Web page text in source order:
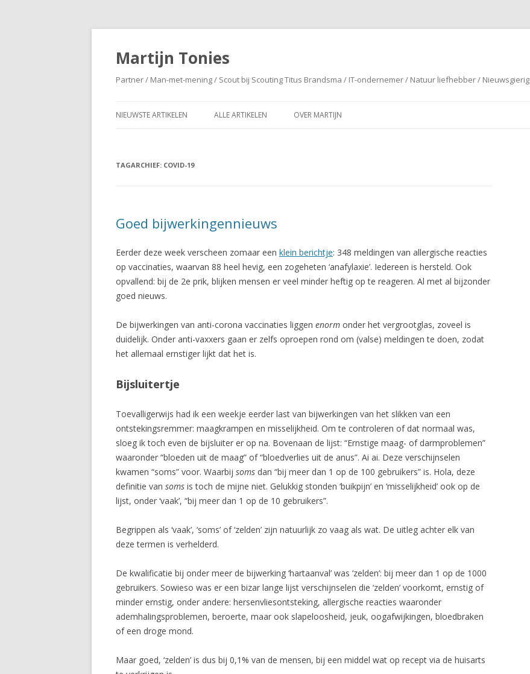
Martijn Tonies
Partner / Man-met-mening / Scout bij Scouting Titus Brandsma / IT-ondernemer / Natuur liefhebber / Nieuwsgierig
NIEUWSTE ARTIKELEN ALLE ARTIKELEN OVER MARTIJN
TAGARCHIEF: COVID-19
Goed bijwerkingennieuws
Eerder deze week verscheen zomaar een klein berichtje: 348 meldingen van allergische reacties
op vaccinaties, waarvan 88 heel hevig, een zogeheten ‘anafylaxie’. Iedereen is hersteld. Ook
opvallend: bij de 2e prik, blijken mensen er veel minder heftig op te reageren. Al met al bijzonder
goed nieuws.
De bijwerkingen van anti-corona vaccinaties liggen enorm onder het vergrootglas, zoveel is
duidelijk. Onder anti-vaxxers gaan er zelfs oproepen rond om (valse) meldingen te doen, zodat
het allemaal ernstiger lijkt dat het is.
Bijsluitertje
Toevalligerwijs had ik een weekje eerder last van bijwerkingen van het slikken van een
ontstekingsremmer: maagkrampen en misselijkheid. Om te controleren of dat normaal was,
sloeg ik toch even de bijsluiter er op na. Bovenaan de lijst: “Ernstige maag- of darmproblemen”
waaronder “bloeden uit de maag” of “bloedverlies uit de anus”. Ai ai. Deze verschijnselen
kwamen “soms” voor. Waarbij soms dan “bij meer dan 1 op de 100 gebruikers” is. Hola, deze
definitie van soms is toch de mijne niet. Gelukkig stonden ‘buikpijn’ en ‘misselijkheid’ ook op de
lijst, onder ‘vaak’, “bij meer dan 1 op de 10 gebruikers”.
Begrippen als ‘vaak’, ‘soms’ of ‘zelden’ zijn natuurlijk zo vaag als wat. De uitleg achter elk van
deze termen is verhelderd.
De kwalificatie bij onder meer de bijwerking ‘hartaanval’ was ‘zelden’: bij meer dan 1 op de 1000
gebruikers. Sowieso was er een bizar lange lijst verschijnselen die ‘zelden’ voorkomt, ernstig of
minder ernstig, onder andere: hersenvliesontsteking, allergische reacties waaronder
ademhalingsproblemen, beroerte, maar ook slapeloosheid, jeuk, oogafwijkingen, bloedbraken
of een droge mond.
Maar goed, ‘zelden’ is dus bij 0,1% van de mensen, bij een middel wat op recept via de huisarts